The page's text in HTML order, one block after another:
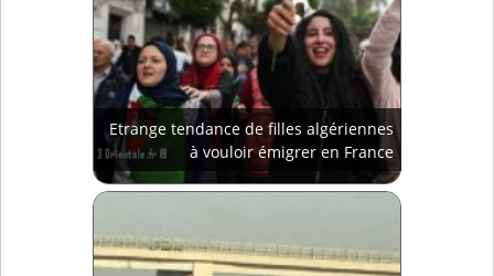
Etrange tendance de filles algériennes
à vouloir émigrer en France